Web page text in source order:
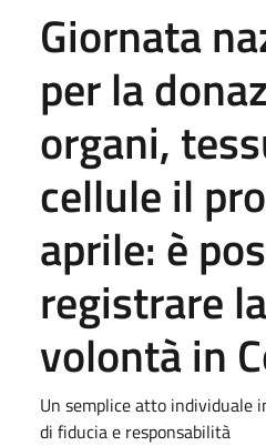
Giornata
per la
organi,
cellule il
aprile: è
registrare
volontà in
Un semplice atto individuale
di fiducia e responsabilità